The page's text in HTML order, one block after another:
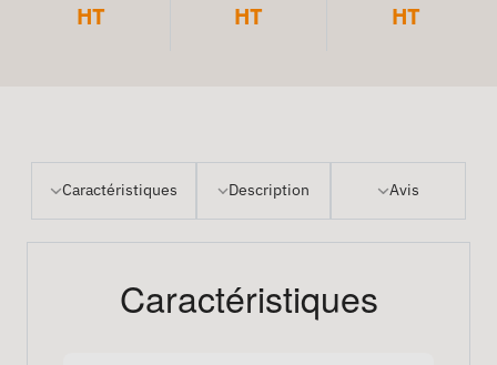
HT
HT
HT
Caractéristiques Description Avis
Caractéristiques